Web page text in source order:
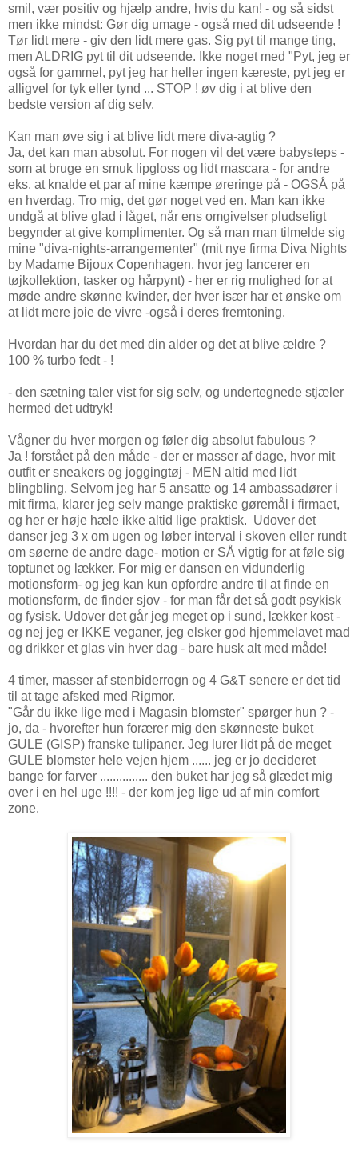
smil, vær positiv og hjælp andre, hvis du kan! - og så sidst
men ikke mindst: Gør dig umage - også med dit udseende !
Tør lidt mere - giv den lidt mere gas. Sig pyt til mange ting,
men ALDRIG pyt til dit udseende. Ikke noget med "Pyt, jeg er
også for gammel, pyt jeg har heller ingen kæreste, pyt jeg er
alligvel for tyk eller tynd ... STOP ! øv dig i at blive den
bedste version af dig selv.
Kan man øve sig i at blive lidt mere diva-agtig ?
Ja, det kan man absolut. For nogen vil det være babysteps -
som at bruge en smuk lipgloss og lidt mascara - for andre
eks. at knalde et par af mine kæmpe øreringe på - OGSÅ på
en hverdag. Tro mig, det gør noget ved en. Man kan ikke
undgå at blive glad i låget, når ens omgivelser pludseligt
begynder at give komplimenter. Og så man man tilmelde sig
mine "diva-nights-arrangementer" (mit nye firma Diva Nights
by Madame Bijoux Copenhagen, hvor jeg lancerer en
tøjkollektion, tasker og hårpynt) - her er rig mulighed for at
møde andre skønne kvinder, der hver især har et ønske om
at lidt mere joie de vivre -også i deres fremtoning.
Hvordan har du det med din alder og det at blive ældre ?
100 % turbo fedt - !
- den sætning taler vist for sig selv, og undertegnede stjæler
hermed det udtryk!
Vågner du hver morgen og føler dig absolut fabulous ?
Ja ! forstået på den måde - der er masser af dage, hvor mit
outfit er sneakers og joggingtøj - MEN altid med lidt
blingbling. Selvom jeg har 5 ansatte og 14 ambassadører i
mit firma, klarer jeg selv mange praktiske gøremål i firmaet,
og her er høje hæle ikke altid lige praktisk. Udover det
danser jeg 3 x om ugen og løber interval i skoven eller rundt
om søerne de andre dage- motion er SÅ vigtig for at føle sig
toptunet og lækker. For mig er dansen en vidunderlig
motionsform- og jeg kan kun opfordre andre til at finde en
motionsform, de finder sjov - for man får det så godt psykisk
og fysisk. Udover det går jeg meget op i sund, lækker kost -
og nej jeg er IKKE veganer, jeg elsker god hjemmelavet mad
og drikker et glas vin hver dag - bare husk alt med måde!
4 timer, masser af stenbiderrogn og 4 G&T senere er det tid
til at tage afsked med Rigmor.
"Går du ikke lige med i Magasin blomster" spørger hun ? -
jo, da - hvorefter hun forærer mig den skønneste buket
GULE (GISP) franske tulipaner. Jeg lurer lidt på de meget
GULE blomster hele vejen hjem ...... jeg er jo decideret
bange for farver ............... den buket har jeg så glædet mig
over i en hel uge !!!! - der kom jeg lige ud af min comfort
zone.